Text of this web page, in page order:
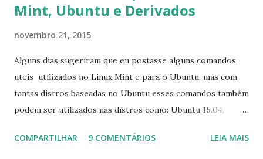
Mint, Ubuntu e Derivados
novembro 21, 2015
Alguns dias sugeriram que eu postasse alguns comandos
uteis utilizados no Linux Mint e para o Ubuntu, mas com
tantas distros baseadas no Ubuntu esses comandos também
podem ser utilizados nas distros como: Ubuntu 15.04,
Linux Mint 17, Pinguy OS 14.04, Elementary OS 0.3, Deepin
COMPARTILHAR 9 COMENTÁRIOS LEIA MAIS